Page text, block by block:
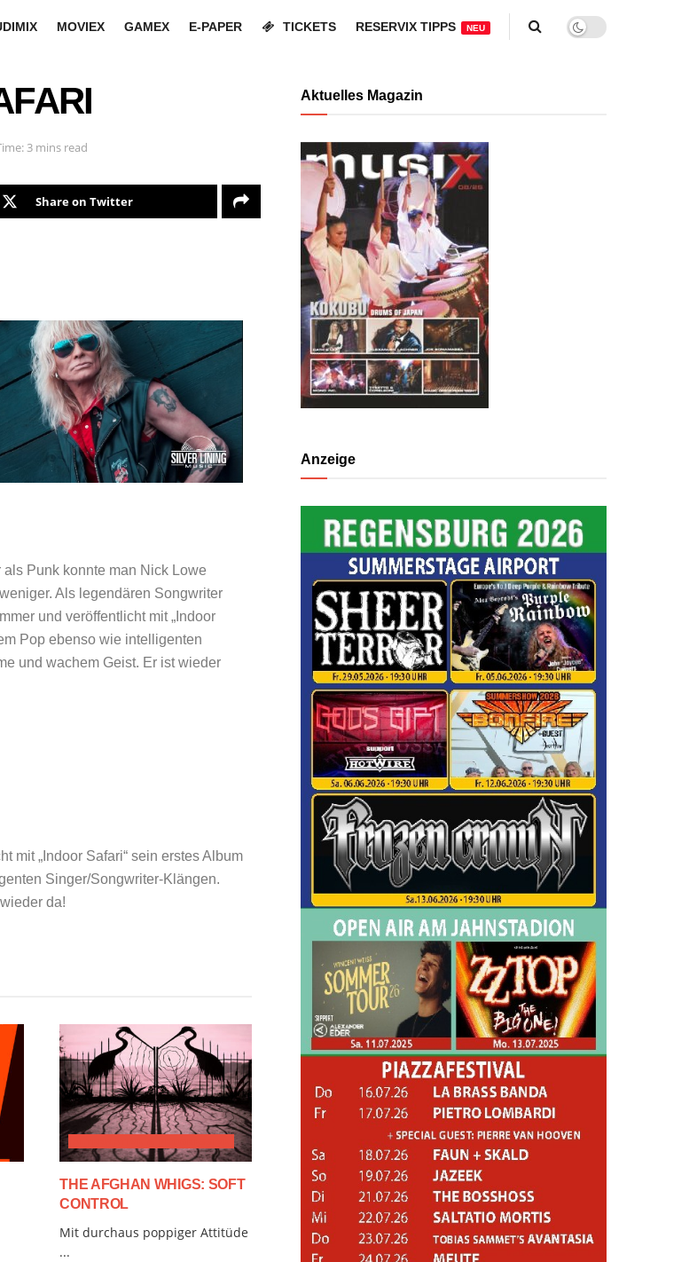
MOVIEX GAMEX E-PAPER TICKETS RESERVIX TIPPS NEU
3 mins read
Share on Twitter
Punk konnte man Nick Lowe
Als legendären Songwriter
und veröffentlicht mit „Indoor
Pop ebenso wie intelligenten
und wachem Geist. Er ist wieder
mit „Indoor Safari“ sein erstes Album
Singer/Songwriter-Klängen.
da!
THE AFGHAN WHIGS: SOFT
CONTROL
Mit durchaus poppiger Attitüde
...
Aktuelles Magazin
Anzeige